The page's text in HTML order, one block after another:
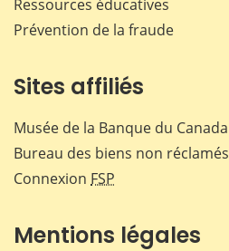
Ressources éducatives
Prévention de la fraude
Sites affiliés
Musée de la Banque du Canada
Bureau des biens non réclamés
Connexion FSP
Mentions légales